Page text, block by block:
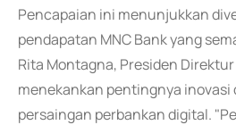
Pencapaian ini menunjukkan
pendapatan MNC Bank yang
Rita Montagna, Presiden Direktur
menekankan pentingnya inovasi
persaingan perbankan digital.